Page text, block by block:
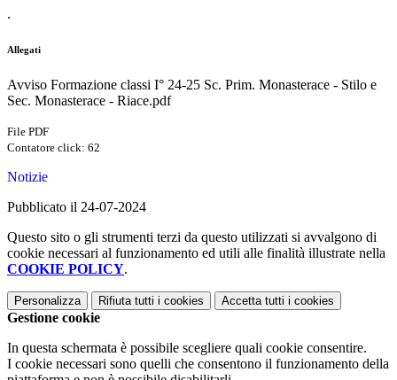
.
Allegati
Avviso Formazione classi I° 24-25 Sc. Prim. Monasterace - Stilo e
Sec. Monasterace - Riace.pdf
File PDF
Contatore click: 62
Notizie
Pubblicato il 24-07-2024
Questo sito o gli strumenti terzi da questo utilizzati si avvalgono di
cookie necessari al funzionamento ed utili alle finalità illustrate nella
COOKIE POLICY.
Personalizza Rifiuta tutti i cookies Accetta tutti i cookies
Gestione cookie
In questa schermata è possibile scegliere quali cookie consentire.
I cookie necessari sono quelli che consentono il funzionamento della